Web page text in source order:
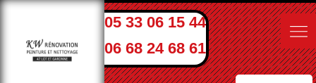
05 33 06 15 44
06 68 24 68 61